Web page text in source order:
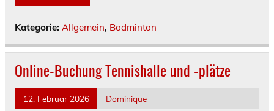
Kategorie: Allgemein, Badminton
Online-Buchung Tennishalle und -plätze
12. Februar 2026 Dominique